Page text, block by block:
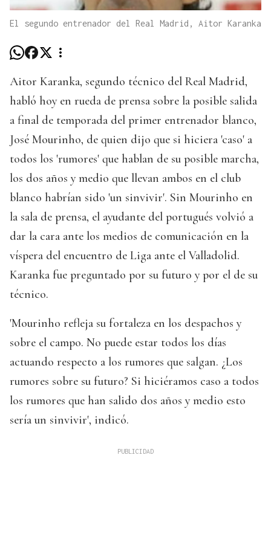
El segundo entrenador del Real Madrid, Aitor Karanka
Aitor Karanka, segundo técnico del Real Madrid,
habló hoy en rueda de prensa sobre la posible salida
a final de temporada del primer entrenador blanco,
José Mourinho, de quien dijo que si hiciera 'caso' a
todos los 'rumores' que hablan de su posible marcha,
los dos años y medio que llevan ambos en el club
blanco habrían sido 'un sinvivir'. Sin Mourinho en
la sala de prensa, el ayudante del portugués volvió a
dar la cara ante los medios de comunicación en la
víspera del encuentro de Liga ante el Valladolid.
Karanka fue preguntado por su futuro y por el de su
técnico.
'Mourinho refleja su fortaleza en los despachos y
sobre el campo. No puede estar todos los días
actuando respecto a los rumores que salgan. ¿Los
rumores sobre su futuro? Si hiciéramos caso a todos
los rumores que han salido dos años y medio esto
sería un sinvivir', indicó.